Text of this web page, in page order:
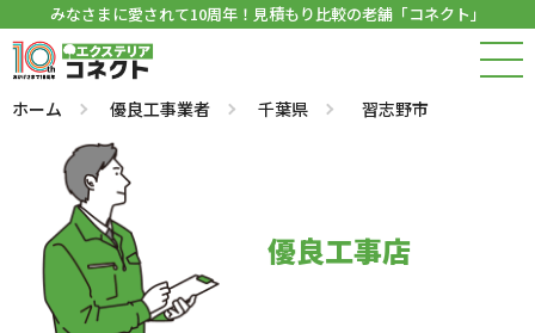
みなさまに愛されて10周年！見積もり比較の老舗「コネクト」
ホーム 優良工事業者 千葉県 習志野市
優良工事店